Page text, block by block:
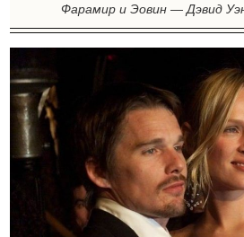
Фарамир и Эовин — Дэвид